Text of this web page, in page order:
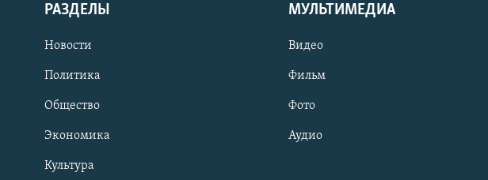
РАЗДЕЛЫ
Новости
Политика
Общество
Экономика
Культура
МУЛЬТИМЕДИА
Видео
Фильм
Фото
Аудио